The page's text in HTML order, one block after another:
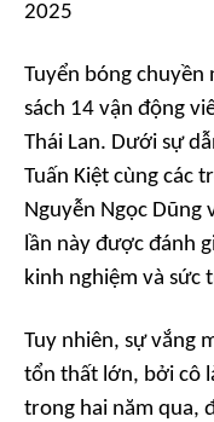
2025
Tuyển bóng chuyền
sách 14 vận động
Thái Lan. Dưới sự
Tuấn Kiệt cùng các
Nguyễn Ngọc Dũng
lần này được đánh
kinh nghiệm và sức
Tuy nhiên, sự vắng
tổn thất lớn, bởi cô
trong hai năm qua,